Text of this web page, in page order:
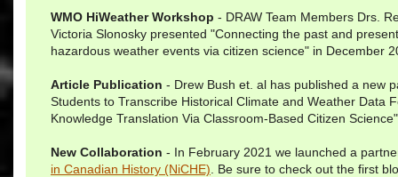
WMO HiWeather Workshop - DRAW Team Members Drs.
Victoria Slonosky presented "Connecting the past and
hazardous weather events via citizen science" in December
Article Publication - Drew Bush et. al has published a new
Students to Transcribe Historical Climate and Weather Data
Knowledge Translation Via Classroom-Based Citizen
New Collaboration - In February 2021 we launched a
in Canadian History (NiCHE) . Be sure to check out the first